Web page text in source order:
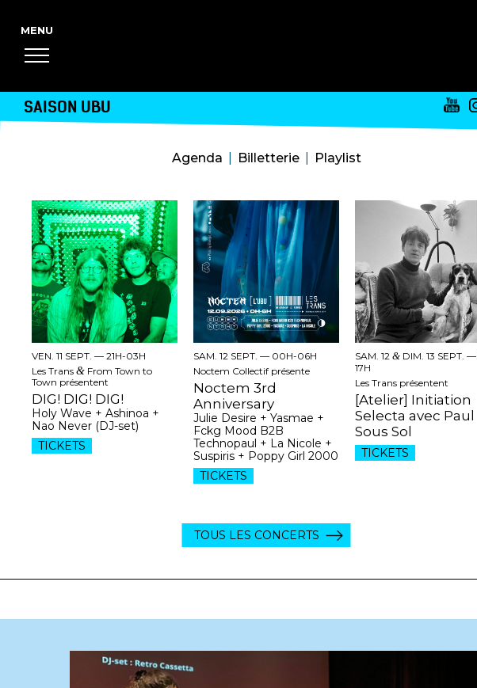
SAISON UBU
Agenda Billetterie Playlist
VEN. 11 SEPT. —21H-03H
Les Trans& From Town to
Town présentent
DIG! DIG! DIG!
Holy Wave + Ashinoa +
Nao Never (DJ-set)
TICKETS
SAM. 12 SEPT. — 00H-06H
Noctem Collectif présente
Noctem 3rd
Anniversary
Julie Desire + Yasmae +
Fckg Mood B2B
Technopaul + La Nicole +
Suspiris + Poppy Girl 2000
TICKETS
SAM. 12 &DIM. 13 SEPT. —
17H
Les Trans présentent
[Atelier] Initiation
Selecta avec Paul
Sous Sol
TICKETS
TOUS LES CONCERTS